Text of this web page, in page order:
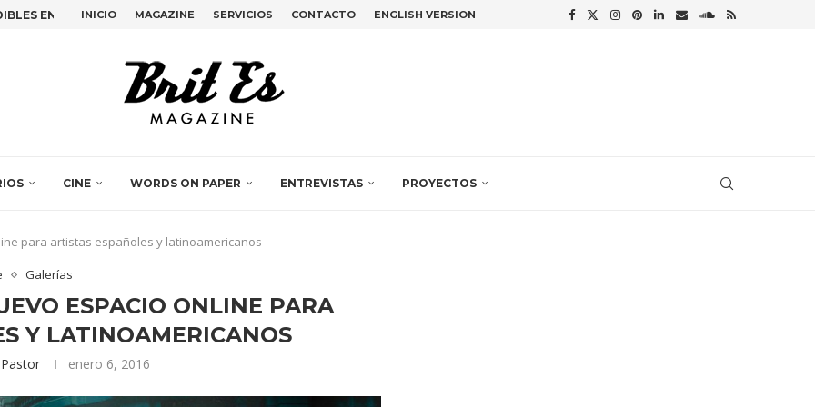
VOZ AL ARTE...
INICIO MAGAZINE SERVICIOS CONTACTO ENGLISH VERSION
CINE WORDS ON PAPER ENTREVISTAS PROYECTOS
para artistas españoles y latinoamericanos
Galerías
ESPACIO ONLINE PARA
Y LATINOAMERICANOS
enero 6, 2016